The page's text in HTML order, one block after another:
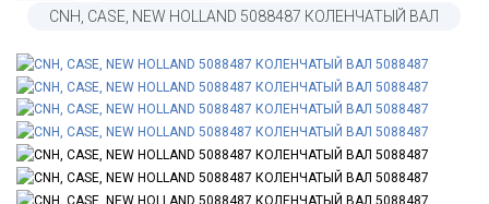
CNH, CASE, NEW HOLLAND 5088487 КОЛЕНЧАТЫЙ ВАЛ